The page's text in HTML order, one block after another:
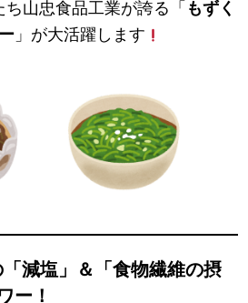
ち山忠食品工業が誇る「 もずく
」が大活躍します
「減塩」＆「食物繊維の摂
ー！